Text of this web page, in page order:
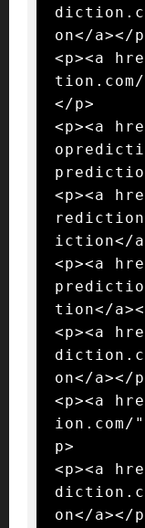
on</a></
<p><a
</p>
<p><a
<p><a
iction</
<p><a
tion</
<p><a
on</a></
<p><a
ion.com/
p>
<p><a
on</a></